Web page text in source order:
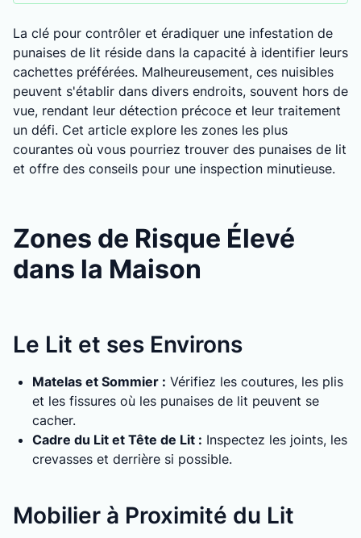
La clé pour contrôler et éradiquer une infestation de
punaises de lit réside dans la capacité à identifier leurs
cachettes préférées. Malheureusement, ces nuisibles
peuvent s'établir dans divers endroits, souvent hors de
vue, rendant leur détection précoce et leur traitement
un défi. Cet article explore les zones les plus
courantes où vous pourriez trouver des punaises de lit
et offre des conseils pour une inspection minutieuse.
Zones de Risque Élevé
dans la Maison
Le Lit et ses Environs
Matelas et Sommier : Vérifiez les coutures, les plis
et les fissures où les punaises de lit peuvent se
cacher.
Cadre du Lit et Tête de Lit : Inspectez les joints, les
crevasses et derrière si possible.
Mobilier à Proximité du Lit